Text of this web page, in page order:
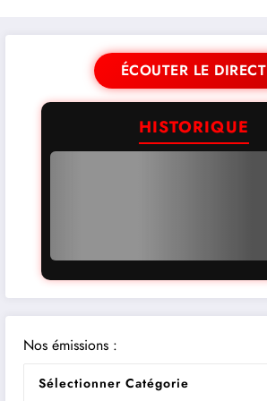
ÉCOUTER LE DIRECT
HISTORIQUE
Nos émissions :